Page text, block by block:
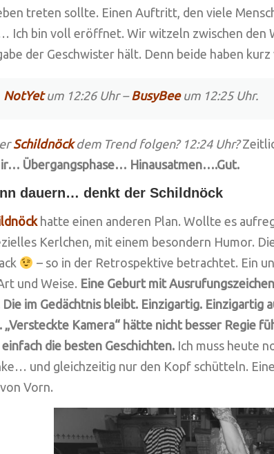
treten sollte. Einen Auftritt, den viele
Ich bin voll eröffnet. Wir witzeln zwischen den
der Geschwister hält. Denn beide haben
NotYetum 12:26 Uhr –BusyBeeum 12:25 Uhr.
Schildnöckdem Trend folgen? 12:24 Uhr?
Übergangsphase… Hinausatmen….Gut.
dauern… denkt der Schildnöck
hatte einen anderen Plan. Wollte es
Kerlchen, mit einem besondern Humor.
– so in der Retrospektive betrachtet. Ein
und Weise. Eine Geburt mit
im Gedächtnis bleibt. Einzigartig. Einzigartig
„Versteckte Kamera“ hätte nicht besser Regie
die besten Geschichten. Ich muss heute
und gleichzeitig nur den Kopf schütteln.
Vorn.